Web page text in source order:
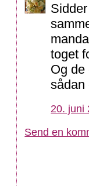
toget
Og de
sådan
20. juni
Send en